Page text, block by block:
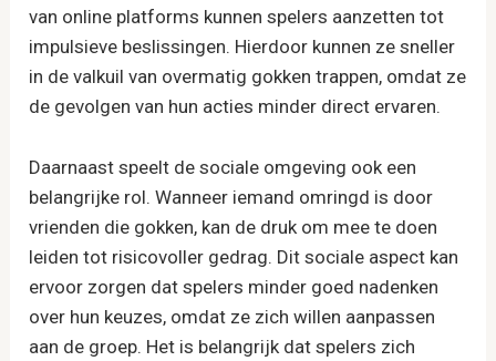
van online platforms kunnen spelers aanzetten tot
impulsieve beslissingen. Hierdoor kunnen ze sneller
in de valkuil van overmatig gokken trappen, omdat ze
de gevolgen van hun acties minder direct ervaren.
Daarnaast speelt de sociale omgeving ook een
belangrijke rol. Wanneer iemand omringd is door
vrienden die gokken, kan de druk om mee te doen
leiden tot risicovoller gedrag. Dit sociale aspect kan
ervoor zorgen dat spelers minder goed nadenken
over hun keuzes, omdat ze zich willen aanpassen
aan de groep. Het is belangrijk dat spelers zich